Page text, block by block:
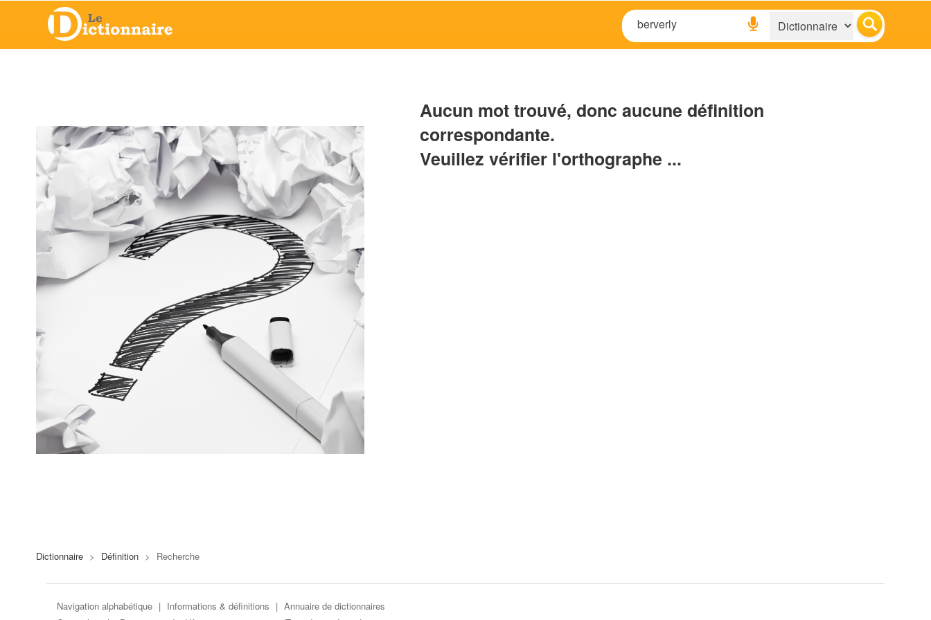
Aucun mot trouvé, donc aucune définition
correspondante.
Veuillez vérifier l'orthographe ...
Dictionnaire > Définition > Recherche
Navigation alphabétique | Informations & définitions | Annuaire de dictionnaires